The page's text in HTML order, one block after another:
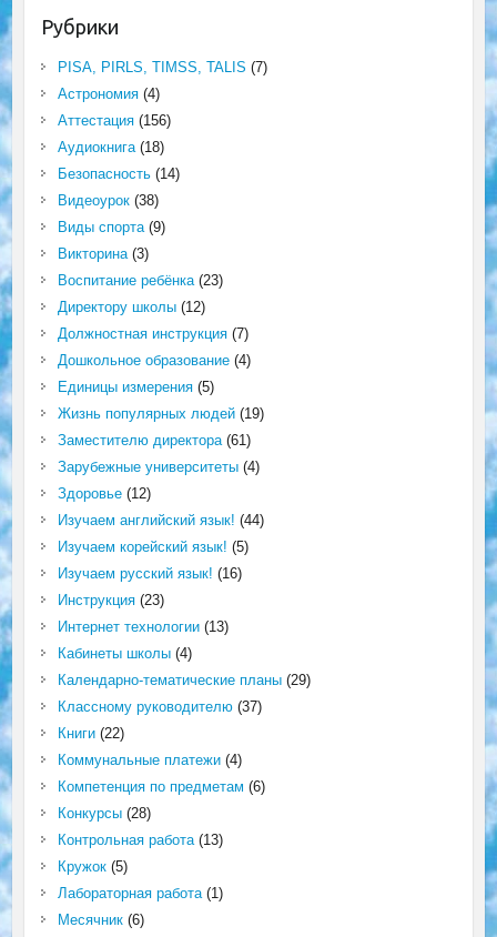
Рубрики
PISA, PIRLS, TIMSS, TALIS (7)
Астрономия(4)
Аттестация(156)
Аудиокнига(18)
Безопасность(14)
Видеоурок(38)
Виды спорта(9)
Викторина(3)
Воспитание ребёнка(23)
Директору школы(12)
Должностная инструкция(7)
Дошкольное образование(4)
Единицы измерения(5)
Жизнь популярных людей(19)
Заместителю директора(61)
Зарубежные университеты(4)
Здоровье(12)
Изучаем английский язык! (44)
Изучаем корейский язык! (5)
Изучаем русский язык! (16)
Инструкция(23)
Интернет технологии(13)
Кабинеты школы(4)
Календарно-тематические планы(29)
Классному руководителю(37)
Книги(22)
Коммунальные платежи(4)
Компетенция по предметам (6)
Конкурсы(28)
Контрольная работа(13)
Кружок(5)
Лабораторная работа(1)
Месячник(6)